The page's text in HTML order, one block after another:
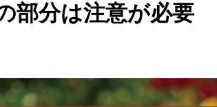
部分は注意が必要